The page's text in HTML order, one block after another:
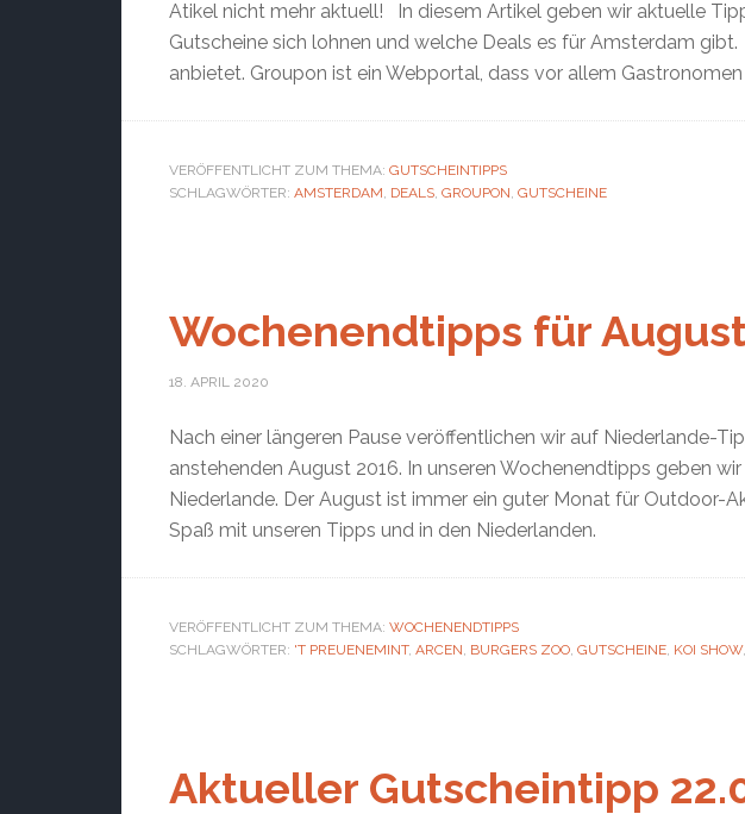
Atikel nicht mehr aktuell! In diesem Artikel geben wir aktuelle
Gutscheine sich lohnen und welche Deals es für Amsterdam
anbietet. Groupon ist ein Webportal, dass vor allem
VERÖFFENTLICHT ZUM THEMA: GUTSCHEINTIPPS
SCHLAGWÖRTER: AMSTERDAM, DEALS, GROUPON, GUTSCHEINE
Wochenendtipps für
18. APRIL 2020
Nach einer längeren Pause veröffentlichen wir auf Niederlande-
anstehenden August 2016. In unseren Wochenendtipps geben
Niederlande. Der August ist immer ein guter Monat für Outdoor-
Spaß mit unseren Tipps und in den Niederlanden.
VERÖFFENTLICHT ZUM THEMA: WOCHENENDTIPPS
SCHLAGWÖRTER: 'T PREUENEMINT, ARCEN, BURGERS ZOO, GUTSCHEINE, KOI SHOW,
Aktueller Gutscheintipp